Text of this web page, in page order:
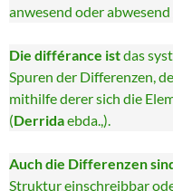
anwesend oder abwesend
Die différance istdas
Spuren der Differenzen,
mithilfe derer sich die
(Derridaebda.,).
Auch die Differenzen
Struktur einschreibbar